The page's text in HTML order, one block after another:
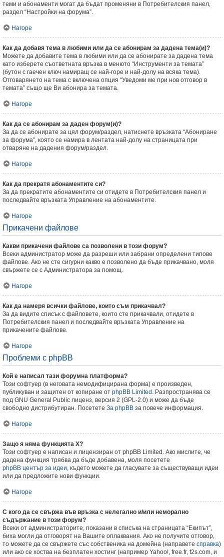
теми и абонаменти могат да бъдат променяни в Потребителския панел,
раздел “Настройки на форума”.
Нагоре
Как да добавя тема в любими или да се абонирам за дадена тема(и)?
Можете да добавите тема в любими или да се абонирате за дадена тема
като изберете съответната връзка в менюто “Инструменти за темата”
(бутон с гаечен ключ намиращ се най-горе и най-долу на всяка тема).
Отговарянето на тема с включена опция “Уведоми ме при нов отговор в
темата” също ще Ви абонира за темата.
Нагоре
Как да се абонирам за даден форум(и)?
За да се абонирате за цял форум/раздел, натиснете връзката “Абониране
за форума”, която се намира в лентата най-долу на страницата при
отваряне на дадения форум/раздел.
Нагоре
Как да прекратя абонаментите си?
За да прекратите абонаментите си отидете в Потребителския панел и
последвайте връзката Управление на абонаментите.
Нагоре
Прикачени файлове
Какви прикачени файлове са позволени в този форум?
Всеки администратор може да разреши или забрани определени типове
файлове. Ако не сте сигурни какво е позволено да бъде прикачвано, моля
свържете се с Администратора за помощ.
Нагоре
Как да намеря всички файлове, които съм прикачвал?
За да видите списък с файловете, които сте прикачвали, отидете в
Потребителския панел и последвайте връзката Управление на
прикачените файлове.
Нагоре
Проблеми с phpBB
Кой е написал тази форумна платформа?
Този софтуер (в неговата немодифицирана форма) е произведен,
публикуван и защитен от копиране от phpBB Limited . Разпространява се
под GNU General Public лиценз, версия 2 (GPL-2.0) и може да бъде
свободно дистрибутиран. Посетете За phpBB за повече информация.
Нагоре
Защо я няма функцията X?
Този софтуер е написан и лицензиран от phpBB Limited. Ако мислите, че
дадена функция трябва да бъде добавена, моля посетете
phpBB център за идеи, където можете да гласувате за съществуващи идеи
или да предложите нови функции.
Нагоре
С кого да се свържа във връзка с нелегално и/или неморално
съдържание в този форум?
Всеки от администраторите, показани в списъка на страницата “Екипът”,
биха могли да отговорят на Вашите оплаквания. Ако не получите отговор,
то можете да се свържете със собственика на домейна (направете справка)
или ако се хоства на безплатен хостинг (например Yahoo!, free.fr, f2s.com, и